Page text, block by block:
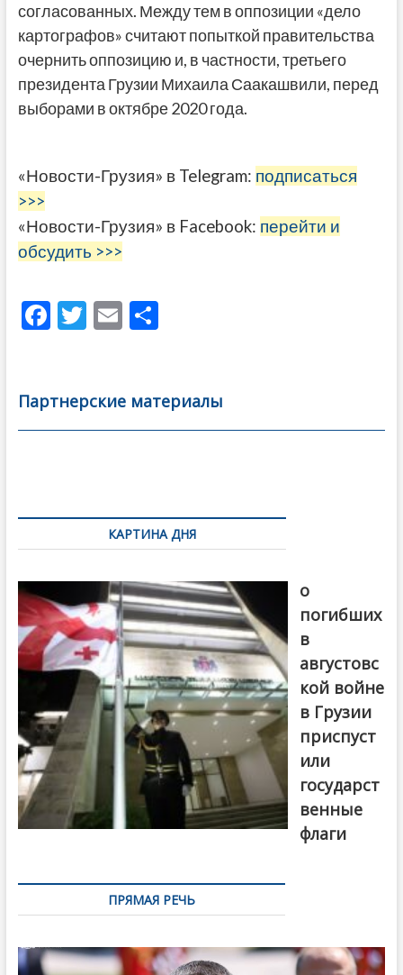
согласованных. Между тем в оппозиции «дело
картографов» считают попыткой правительства
очернить оппозицию и, в частности, третьего
президента Грузии Михаила Саакашвили, перед
выборами в октябре 2020 года.
«Новости-Грузия» в Telegram: подписаться
>>>
«Новости-Грузия» в Facebook: перейти и
обсудить >>>
F
b
o
T
er
E
l
О
а
в
Партнерские материалы
по
записямКАРТИНА ДНЯ
о
погибших
в
августовс
кой войне
в Грузии
приспуст
или
государст
венные
флаги
ПРЯМАЯ РЕЧЬ